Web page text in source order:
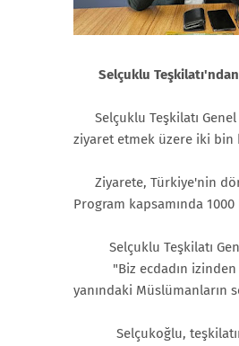
Selçuklu Teşkilatı'ndan
Selçuklu Teşkilatı Genel
ziyaret etmek üzere iki bin
Ziyarete, Türkiye'nin dört
Program kapsamında
Selçuklu Teşkilatı Genel
"Biz ecdadın izinden
yanındaki Müslümanların
Selçukoğlu, teşkilatına